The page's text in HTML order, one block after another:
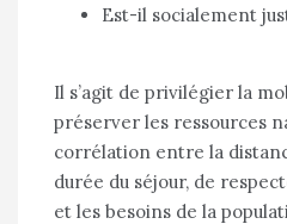
Est-il socialement
Il s’agit de privilégier la
préserver les ressources
corrélation entre la
durée du séjour, de
et les besoins de la